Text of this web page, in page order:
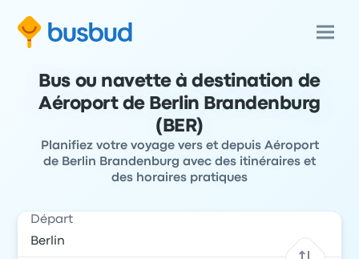
Bus ou navette à destination de
Aéroport de Berlin Brandenburg
(BER)
Planifiez votre voyage vers et depuis Aéroport
de Berlin Brandenburg avec des itinéraires et
des horaires pratiques
Départ